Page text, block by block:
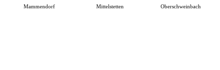
Mammendorf Mittelstetten Oberschweinbach